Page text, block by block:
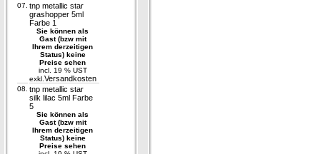
07. tnp metallic star
grashopper 5ml
Farbe 1
Sie können als
Gast (bzw mit
Ihrem derzeitigen
Status) keine
Preise sehen
incl. 19 % UST
exkl. Versandkosten
08. tnp metallic star
silk lilac 5ml Farbe
5
Sie können als
Gast (bzw mit
Ihrem derzeitigen
Status) keine
Preise sehen